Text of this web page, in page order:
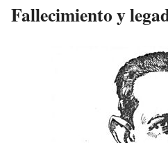
Fallecimiento y